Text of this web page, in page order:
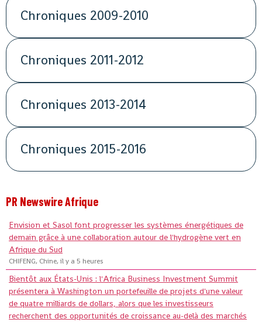
Chroniques 2009-2010
Chroniques 2011-2012
Chroniques 2013-2014
Chroniques 2015-2016
PR Newswire Afrique
Envision et Sasol font progresser les systèmes énergétiques de
demain grâce à une collaboration autour de l'hydrogène vert en
Afrique du Sud
CHIFENG, Chine, il y a 5 heures
Bientôt aux États-Unis : l'Africa Business Investment Summit
présentera à Washington un portefeuille de projets d'une valeur
de quatre milliards de dollars, alors que les investisseurs
recherchent des opportunités de croissance au-delà des marchés